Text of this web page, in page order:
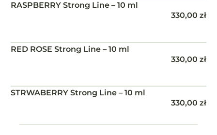
RASPBERRY Strong Line – 10 ml
330,00 zł
RED ROSE Strong Line – 10 ml
330,00 zł
STRWABERRY Strong Line – 10 ml
330,00 zł